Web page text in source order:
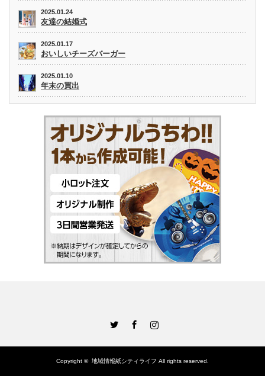
2025.01.24
友達の結婚式
2025.01.17
おいしいチーズバーガー
2025.01.10
年末の買出
Copyright © 地域情報紙シティライフ All rights reserved.